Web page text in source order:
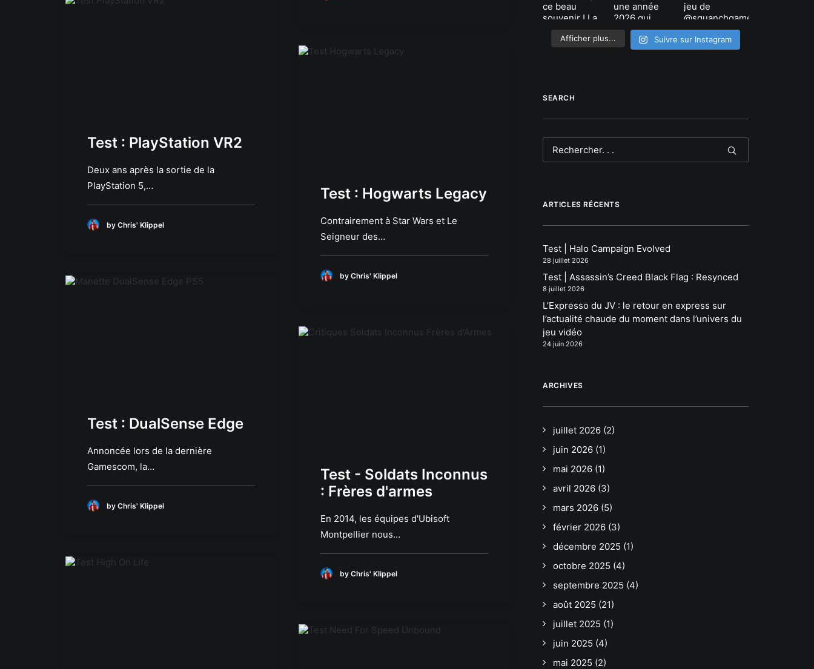
Test : PlayStation VR2
Deux ans après la sortie de la
PlayStation 5,…
by Chris' Klippel
Test : Hogwarts Legacy
Contrairement à Star Wars et Le
Seigneur des…
by Chris' Klippel
Test : DualSense Edge
Annoncée lors de la dernière
Gamescom, la…
by Chris' Klippel
Test - Soldats Inconnus
: Frères d'armes
En 2014, les équipes d'Ubisoft
Montpellier nous…
by Chris' Klippel
Afficher plus... Suivre sur Instagram
SEARCH
ARTICLES RÉCENTS
Test | Halo Campaign Evolved
28 juillet 2026
Test | Assassin’s Creed Black Flag : Resynced
8 juillet 2026
L’Expresso du JV : le retour en express sur
l’actualité chaude du moment dans l’univers du
jeu vidéo
24 juin 2026
ARCHIVES
juillet 2026 (2)
juin 2026 (1)
mai 2026 (1)
avril 2026 (3)
mars 2026 (5)
février 2026 (3)
décembre 2025 (1)
octobre 2025 (4)
septembre 2025 (4)
août 2025 (21)
juillet 2025 (1)
juin 2025 (4)
mai 2025 (2)